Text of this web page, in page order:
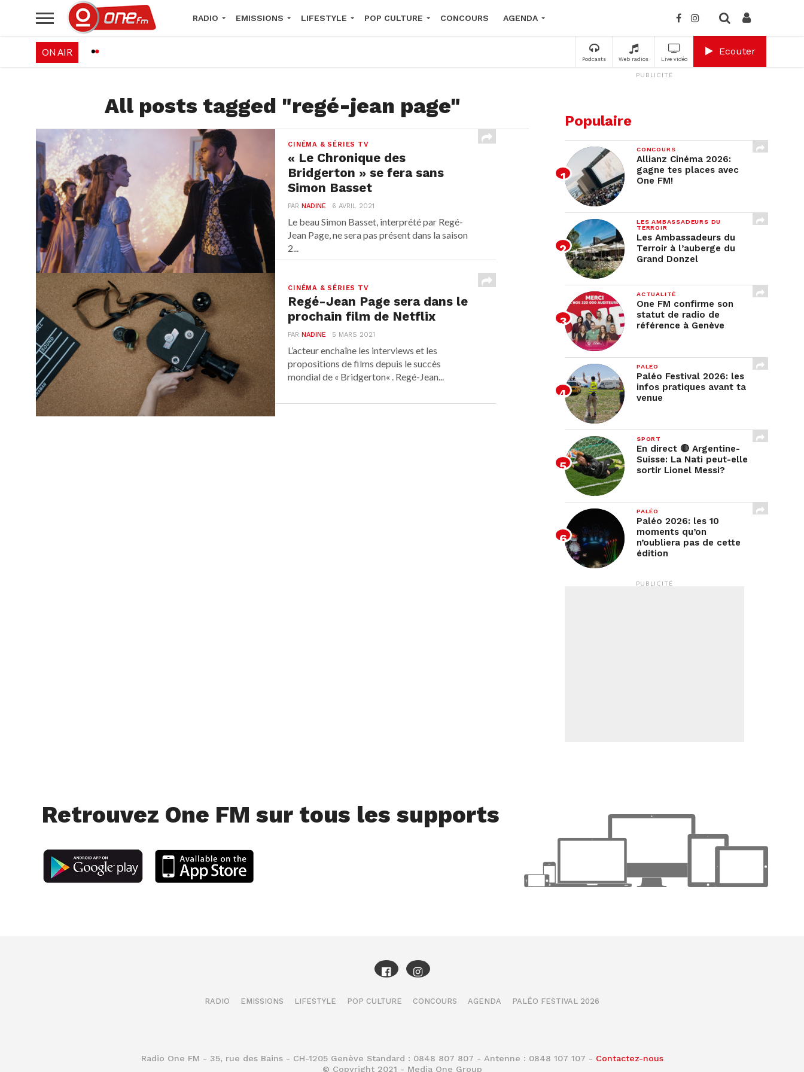
RADIO EMISSIONS LIFESTYLE POP CULTURE CONCOURS AGENDA
Podcasts Web radios Live vidéo
Ecouter
ON AIR
All posts tagged "regé-jean page"
CINÉMA & SÉRIES TV
« Le Chronique des
Bridgerton » se fera sans
Simon Basset
PARNADINE 6 AVRIL 2021
Le beau Simon Basset, interprété par Regé-
Jean Page, ne sera pas présent dans la saison
2...
CINÉMA & SÉRIES TV
Regé-Jean Page sera dans le
prochain film de Netflix
PARNADINE 5 MARS 2021
L’acteur enchaîne les interviews et les
propositions de films depuis le succès
mondial de « Bridgerton« . Regé-Jean...
PUBLICITÉ
Populaire
CONCOURS
Allianz Cinéma 2026:
gagne tes places avec
One FM!
LES AMBASSADEURS DU
TERROIR
Les Ambassadeurs du
Terroir à l’auberge du
Grand Donzel
ACTUALITÉ
One FM confirme son
statut de radio de
référence à Genève
PALÉO
Paléo Festival 2026: les
infos pratiques avant ta
venue
SPORT
En direct 🔴 Argentine-
Suisse: La Nati peut-elle
sortir Lionel Messi?
PALÉO
Paléo 2026: les 10
moments qu’on
n’oubliera pas de cette
édition
PUBLICITÉ
Retrouvez One FM sur tous les supports
RADIO EMISSIONS LIFESTYLE POP CULTURE CONCOURS AGENDA PALÉO FESTIVAL 2026
Radio One FM - 35, rue des Bains - CH-1205 Genève Standard : 0848 807 807 - Antenne : 0848 107 107 - Contactez-nous
© Copyright 2021 - Media One Group